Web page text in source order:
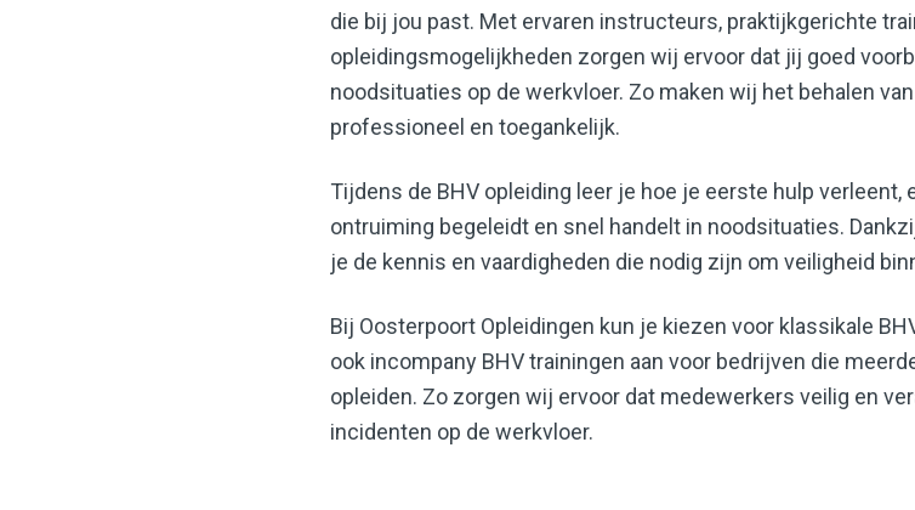
die bij jou past. Met ervaren instructeurs, praktijkgerichte
opleidingsmogelijkheden zorgen wij ervoor dat jij goed
noodsituaties op de werkvloer. Zo maken wij het behalen
professioneel en toegankelijk.
Tijdens de BHV opleiding leer je hoe je eerste hulp verleent,
ontruiming begeleidt en snel handelt in noodsituaties.
je de kennis en vaardigheden die nodig zijn om veiligheid
Bij Oosterpoort Opleidingen kun je kiezen voor klassikale
ook incompany BHV trainingen aan voor bedrijven die
opleiden. Zo zorgen wij ervoor dat medewerkers veilig en
incidenten op de werkvloer.